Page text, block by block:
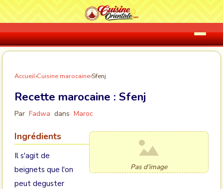
Accueil›Cuisine marocaine›Sfenj
Recette marocaine : Sfenj
Par Fadwa dans Maroc
Pas d'image
Ingrédients
Il s'agit de
beignets que l'on
peut deguster